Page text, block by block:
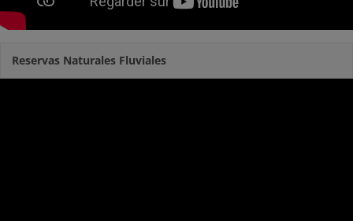
Reservas Naturales Fluviales